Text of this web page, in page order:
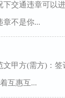
交通违章可以
章不是你...
甲方(需方)：
互惠互...